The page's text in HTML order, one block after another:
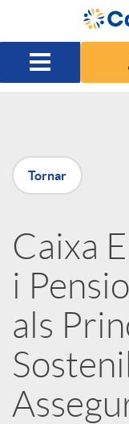
Salta al contingut
P
u
b
l
i
c
Tornar
Caixa
i
als